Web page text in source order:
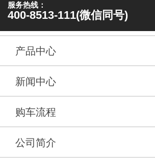
服务热线：
400-8513-111(微信同号)
产品中心
新闻中心
购车流程
公司简介